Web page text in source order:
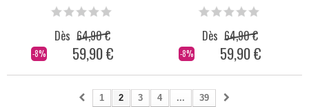
-8%
Dès 64,90 €
59,90 € -8%
Dès 64,90 €
59,90 €
1 2 3 4 ... 39